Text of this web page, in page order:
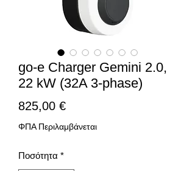
go-e Charger Gemini 2.0,
22 kW (32A 3-phase)
825,00 €Τιμή
ΦΠΑ Περιλαμβάνεται
Ποσότητα *